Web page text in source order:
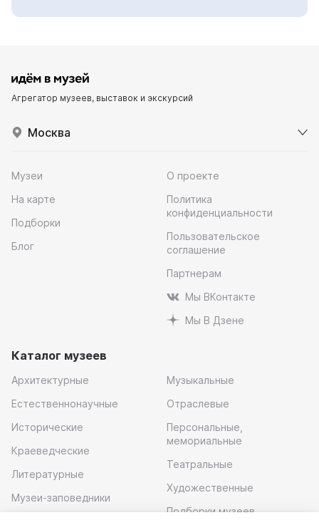
Агрегатор музеев, выставок и экскурсий
Москва
Музеи
На карте
Подборки
Блог
О проекте
Политика
конфиденциальности
Пользовательское
соглашение
Партнерам
Мы ВКонтакте
Мы В Дзене
Каталог музеев
Архитектурные
Естественнонаучные
Исторические
Краеведческие
Литературные
Музеи-заповедники
Музыкальные
Отраслевые
Персональные,
мемориальные
Театральные
Художественные
Подборки музеев